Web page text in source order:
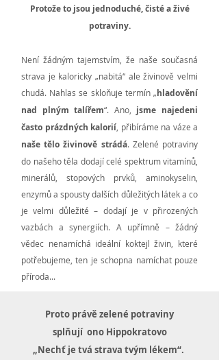
Protože to jsou jednoduché, čisté a živé
potraviny.
Není žádným tajemstvím, že naše současná
strava je kaloricky „nabitá“ ale živinově velmi
chudá. Nahlas se skloňuje termín „hladovění
nad plným talířem“. Ano, jsme najedeni
často prázdných kalorií , přibíráme na váze a
naše tělo živinově strádá. Zelené potraviny
do našeho těla dodají celé spektrum vitamínů,
minerálů, stopových prvků, aminokyselin,
enzymů a spousty dalších důležitých látek a co
je velmi důležité – dodají je v přirozených
vazbách a synergiích. A upřímně – žádný
vědec nenamíchá ideální koktejl živin, které
potřebujeme, ten je schopna namíchat pouze
příroda...
Proto právě zelené potraviny
splňují ono Hippokratovo
„Nechť je tvá strava tvým lékem“.